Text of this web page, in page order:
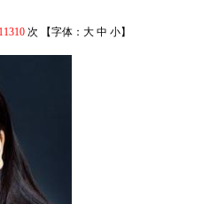
11310 次 【字体： 大 中 小】